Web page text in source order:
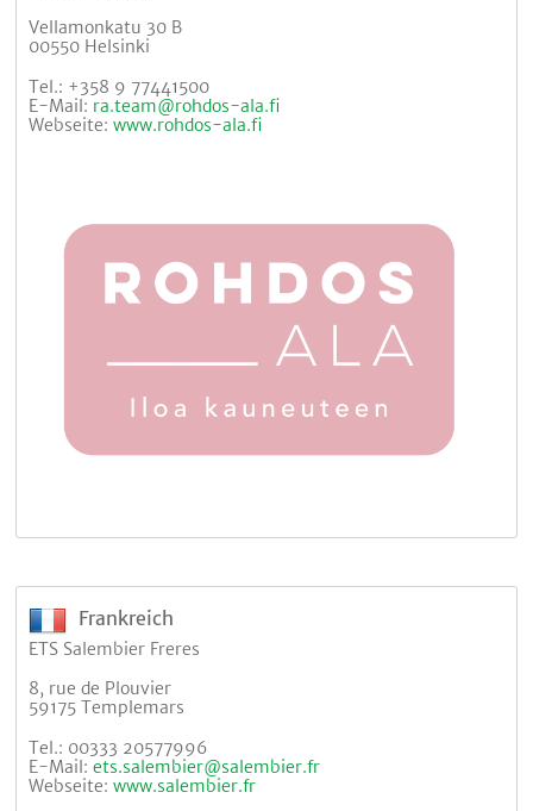
Vellamonkatu 30 B
00550 Helsinki
Tel.: +358 9 77441500
E-Mail: ra.team@rohdos-ala.fi
Webseite:www.rohdos-ala.fi
Frankreich
ETS Salembier Freres
8, rue de Plouvier
59175 Templemars
Tel.: 00333 20577996
E-Mail:ets.salembier@salembier.fr
Webseite:www.salembier.fr